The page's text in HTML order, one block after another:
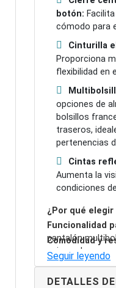
botón:
cómodo para
Cinturilla
Proporciona
flexibilidad en
opciones de
bolsillos
traseros,
pertenencias
Cintas
Aumenta la
condiciones
¿Por qué
Funcionalidad
pantalón
quienes buscan
funcional, ideal
logo o texto,
Comodidad y
sarga con un
algodón, su
durabilidad y
Seguir leyendo
DETALLES